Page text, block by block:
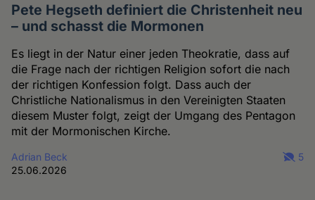
Pete Hegseth definiert die Christenheit neu
– und schasst die Mormonen
Es liegt in der Natur einer jeden Theokratie, dass auf
die Frage nach der richtigen Religion sofort die nach
der richtigen Konfession folgt. Dass auch der
Christliche Nationalismus in den Vereinigten Staaten
diesem Muster folgt, zeigt der Umgang des Pentagon
mit der Mormonischen Kirche.
Adrian Beck
25.06.2026
5